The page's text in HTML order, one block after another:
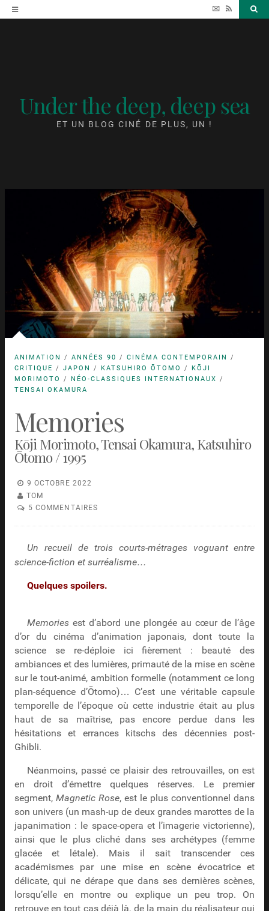
Accéder
au
✉ RSS
Under the deep, deep sea
ET UN BLOG CINÉ DE PLUS, UN !
ANIMATION / ANNÉES 90 / CINÉMA CONTEMPORAIN
/
CRITIQUE / JAPON / KATSUHIRO ŌTOMO /
KŌJI
MORIMOTO
/ NÉO-CLASSIQUES INTERNATIONAUX /
TENSAI OKAMURA
Memories
Kōji Morimoto, Tensai Okamura, Katsuhiro
Ōtomo / 1995
9 OCTOBRE 2022
TOM
5 COMMENTAIRES
Un recueil de trois courts-métrages voguant entre
science-fiction et surréalisme…
Quelques spoilers.
Memories est d’abord une plongée au cœur de l’âge
d’or du cinéma d’animation japonais, dont toute la
science se re-déploie ici fièrement : beauté des
ambiances et des lumières, primauté de la mise en scène
sur le tout-animé, ambition formelle (notamment ce long
plan-séquence d’Ōtomo)… C’est une véritable capsule
temporelle de l’époque où cette industrie était au plus
haut de sa maîtrise, pas encore perdue dans les
hésitations et errances kitschs des décennies post-
Ghibli.
Néanmoins, passé ce plaisir des retrouvailles, on est
en droit d’émettre quelques réserves. Le premier
segment, Magnetic Rose, est le plus conventionnel dans
son univers (un mash-up de deux grandes marottes de la
japanimation : le space-opera et l’imagerie victorienne),
ainsi que le plus cliché dans ses archétypes (femme
glacée et létale). Mais il sait transcender ces
académismes par une mise en scène évocatrice et
délicate, qui ne dérape que dans ses dernières scènes,
lorsqu’elle en montre ou explique un peu trop. On
retrouve en tout cas déjà là, de la main du réalisateur qui